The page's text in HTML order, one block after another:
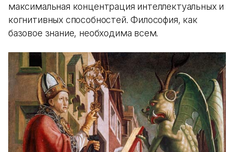
максимальная концентрация интеллектуальных и
когнитивных способностей. Философия, как
базовое знание, необходима всем.